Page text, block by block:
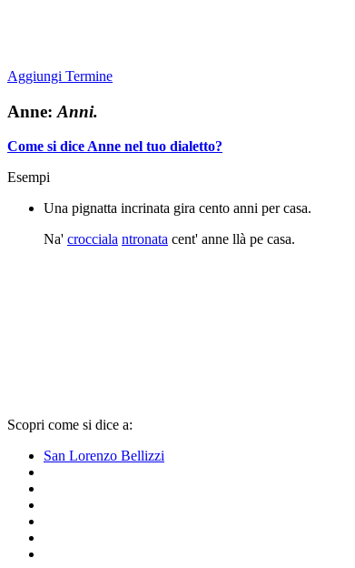
Aggiungi Termine
Anne: Anni.
Come si dice Anne nel tuo dialetto?
Esempi
Una pignatta incrinata gira cento anni per casa.
Na' crocciala ntronata cent' anne llà pe casa.
Scopri come si dice a:
San Lorenzo Bellizzi